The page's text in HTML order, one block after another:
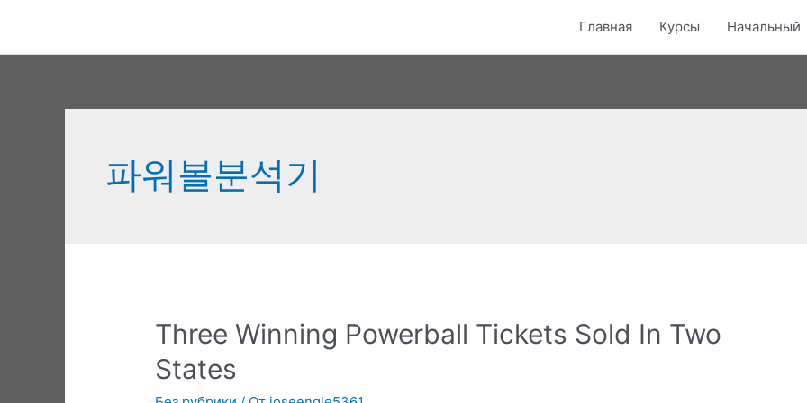
содержимому
Главная Курсы Начальный
파워볼분석기
Three Winning Powerball Tickets Sold In Two
States